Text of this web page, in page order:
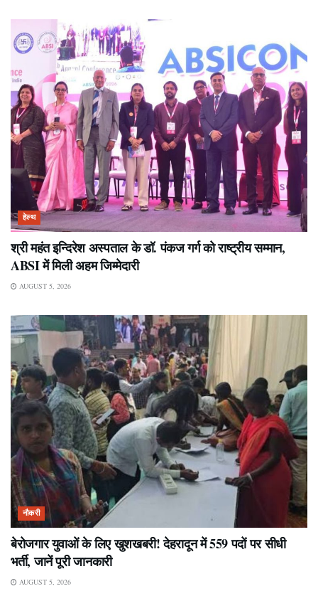
हेल्थ
श्री महंत इन्दिरेश अस्पताल के डॉ. पंकज गर्ग को राष्ट्रीय सम्मान,
ABSI में मिली अहम जिम्मेदारी
AUGUST 5, 2026
नौकरी
बेरोजगार युवाओं के लिए खुशखबरी! देहरादून में 559 पदों पर सीधी
भर्ती, जानें पूरी जानकारी
AUGUST 5, 2026